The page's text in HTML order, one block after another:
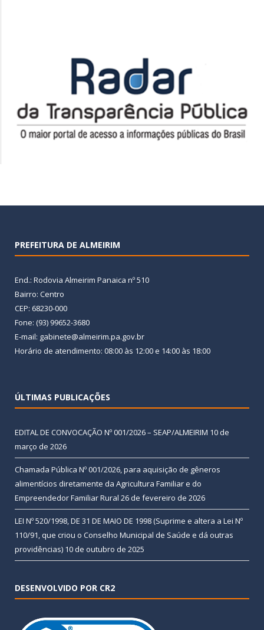
PREFEITURA DE ALMEIRIM
End.: Rodovia Almeirim Panaica nº 510
Bairro: Centro
CEP: 68230-000
Fone: (93) 99652-3680
E-mail: gabinete@almeirim.pa.gov.br
Horário de atendimento: 08:00 às 12:00 e 14:00 às 18:00
ÚLTIMAS PUBLICAÇÕES
EDITAL DE CONVOCAÇÃO Nº 001/2026 – SEAP/ALMEIRIM 10 de
março de 2026
Chamada Pública Nº 001/2026, para aquisição de gêneros
alimentícios diretamente da Agricultura Familiar e do
Empreendedor Familiar Rural 26 de fevereiro de 2026
LEI Nº 520/1998, DE 31 DE MAIO DE 1998 (Suprime e altera a Lei Nº
110/91, que criou o Conselho Municipal de Saúde e dá outras
providências) 10 de outubro de 2025
DESENVOLVIDO POR CR2